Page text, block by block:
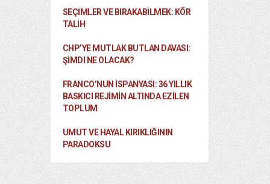
SEÇIMLER VE BIRAKABILMEK: KÖR
TALIH
CHP’YE MUTLAK BUTLAN DAVASI:
ŞİMDİ NE OLACAK?
FRANCO’NUN İSPANYASI: 36 YILLIK
BASKICI REJIMIN ALTINDA EZILEN
TOPLUM
UMUT VE HAYAL KIRIKLIĞININ
PARADOKSU